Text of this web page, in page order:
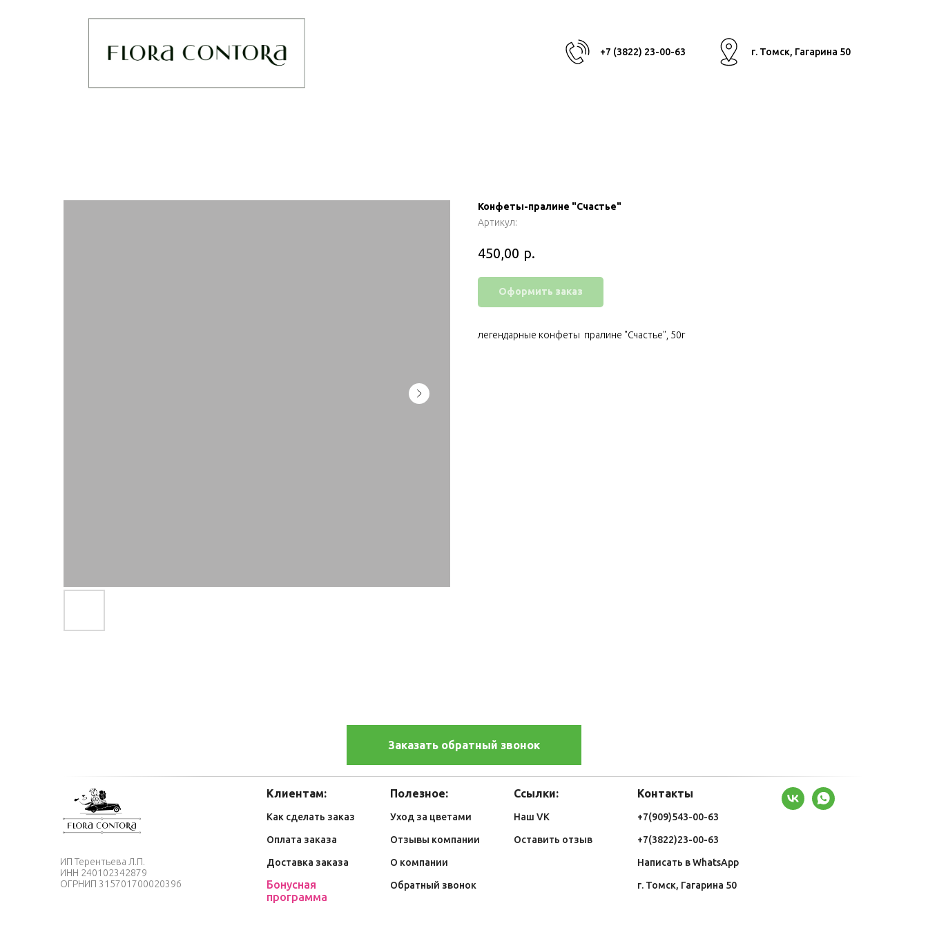
+7 (3822) 23-00-63 г. Томск, Гагарина 50
Конфеты-пралине "Счастье"
Артикул:
450,00 р.
Оформить заказ
легендарные конфеты пралине "Счастье", 50г
Заказать обратный звонок
ИП Терентьева Л.П.
ИНН 240102342879
ОГРНИП 315701700020396
Клиентам:
Как сделать заказ
Оплата заказа
Доставка заказа
Бонусная
программа
Полезное:
Уход за цветами
Отзывы компании
О компании
Обратный звонок
Ссылки:
Наш VK
Оставить отзыв
Контакты
+7(909)543-00-63
+7(3822)23-00-63
Написать в WhatsApp
г. Томск, Гагарина 50